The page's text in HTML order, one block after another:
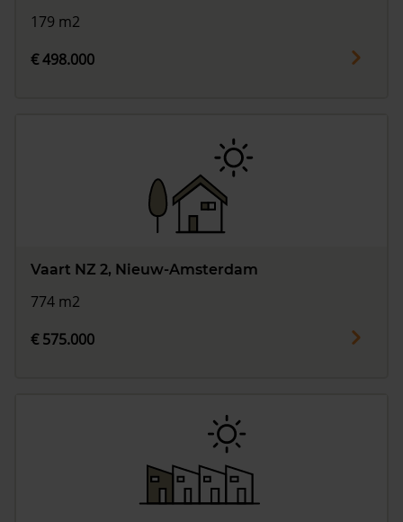
179 m2
€ 498.000
Vaart NZ 2, Nieuw-Amsterdam
774 m2
€ 575.000